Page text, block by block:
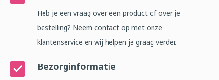
Heb je een vraag over een product of over je
bestelling? Neem contact op met onze
klantenservice en wij helpen je graag verder.
Bezorginformatie